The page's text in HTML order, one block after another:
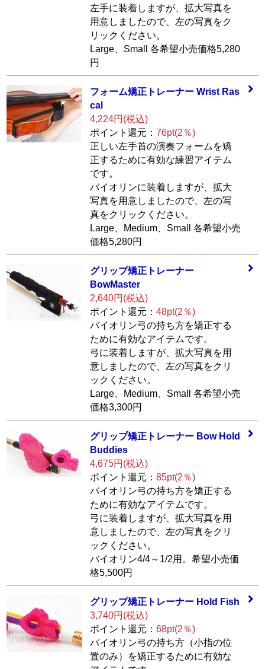
左手に装着しますが、拡大写真を
用意しましたので、左の写真をク
リックください。
Large、Small 各希望小売価格5,280
円
フォーム矯正トレーナー Wrist Ras
cal
4,224円(税込)
ポイント還元： 76pt(2％)
正しい左手首の演奏フォームを矯
正するために有効な練習アイテム
です。
バイオリンに装着しますが、拡大
写真を用意しましたので、左の写
真をクリックください。
Large、Medium、Small 各希望小売
価格5,280円
グリップ矯正トレーナー
BowMaster
2,640円(税込)
ポイント還元： 48pt(2％)
バイオリン弓の持ち方を矯正する
ために有効なアイテムです。
弓に装着しますが、拡大写真を用
意しましたので、左の写真をクリ
ックください。
Large、Medium、Small 各希望小売
価格3,300円
グリップ矯正トレーナー Bow Hold
Buddies
4,675円(税込)
ポイント還元： 85pt(2％)
バイオリン弓の持ち方を矯正する
ために有効なアイテムです。
弓に装着しますが、拡大写真を用
意しましたので、左の写真をクリ
ックください。
バイオリン4/4～1/2用。希望小売価
格5,500円
グリップ矯正トレーナー Hold Fish
3,740円(税込)
ポイント還元： 68pt(2％)
バイオリン弓の持ち方（小指の位
置のみ）を矯正するために有効な